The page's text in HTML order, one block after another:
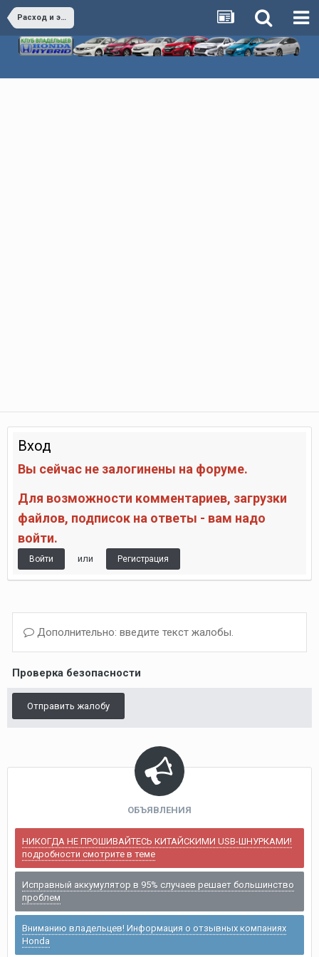
Расход и экономия Honda Hybrid
Вход
Вы сейчас не залогинены на форуме.
Для возможности комментариев, загрузки
файлов, подписок на ответы - вам надо
войти.
Войти или Регистрация
Дополнительно: введите текст жалобы.
Проверка безопасности
Отправить жалобу
ОБЪЯВЛЕНИЯ
НИКОГДА НЕ ПРОШИВАЙТЕСЬ КИТАЙСКИМИ USB-ШНУРКАМИ!
подробности смотрите в теме
Исправный аккумулятор в 95% случаев решает большинство
проблем
Вниманию владельцев! Информация о отзывных компаниях
Honda